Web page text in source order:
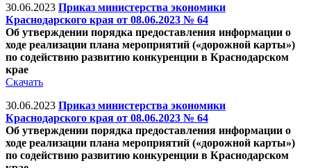
30.06.2023 Приказ министерства экономики
Краснодарского края от 08.06.2023 № 64
Об утверждении порядка предоставления информации о
ходе реализации плана мероприятий («дорожной карты»)
по содействию развитию конкуренции в Краснодарском
крае
Скачать
30.06.2023 Приказ министерства экономики
Краснодарского края от 08.06.2023 № 64
Об утверждении порядка предоставления информации о
ходе реализации плана мероприятий («дорожной карты»)
по содействию развитию конкуренции в Краснодарском